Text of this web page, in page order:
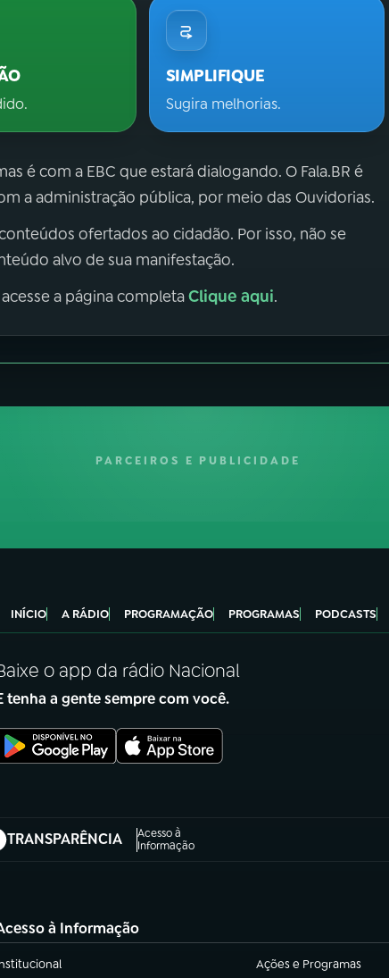
SIMPLIFIQUE
Sugira melhorias.
é com a EBC que estará dialogando. O Fala.BR é
a administração pública, por meio das Ouvidorias.
ofertados ao cidadão. Por isso, não se
alvo de sua manifestação.
a página completaClique aqui.
PARCEIROS E PUBLICIDADE
INÍCIO A RÁDIO PROGRAMAÇÃO PROGRAMAS PODCASTS
o app da rádio Nacional
tenha a gente sempre com você.
TRANSPARÊNCIA
Acesso à
Informação
em nova aba)
à Informação
em nova aba) Ações e Programas
(abre em nova aba)